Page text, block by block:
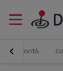
NOVITÀ